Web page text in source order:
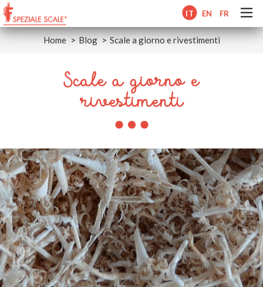
IT EN FR
Home Blog Scale a giorno e rivestimenti
Scale a giorno e
rivestimenti